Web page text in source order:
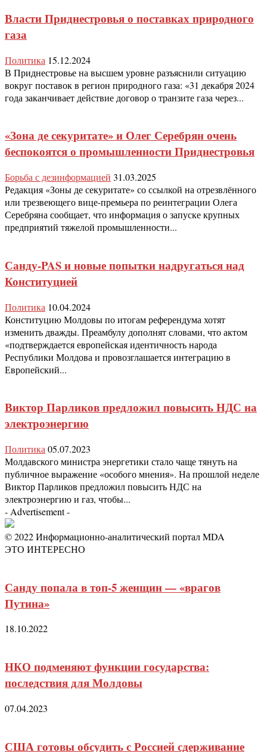
Власти Приднестровья о поставках природного
газа
Политика 15.12.2024
В Приднестровье на высшем уровне разъяснили ситуацию
вокруг поставок в регион природного газа: «31 декабря 2024
года заканчивает действие договор о транзите газа через...
«Зона де секуритате» и Олег Серебрян очень
беспокоятся о промышленности Приднестровья
Борьба с дезинформацией 31.03.2025
Редакция «Зоны де секуритате» со ссылкой на отрезвлённого
или трезвеющего вице-премьера по реинтеграции Олега
Серебряна сообщает, что информация о запуске крупных
предприятий тяжелой промышленности...
Санду-PAS и новые попытки надругаться над
Конституцией
Политика 10.04.2024
Конституцию Молдовы по итогам референдума хотят
изменить дважды. Преамбулу дополнят словами, что актом
«подтверждается европейская идентичность народа
Республики Молдова и провозглашается интеграцию в
Европейский...
Виктор Парликов предложил повысить НДС на
электроэнергию
Политика 05.07.2023
Молдавского министра энергетики стало чаще тянуть на
публичное выражение «особого мнения». На прошлой неделе
Виктор Парликов предложил повысить НДС на
электроэнергию и газ, чтобы...
- Advertisement -
© 2022 Информационно-аналитический портал MDA
ЭТО ИНТЕРЕСНО
Санду попала в топ-5 женщин — «врагов
Путина»
18.10.2022
НКО подменяют функции государства:
последствия для Молдовы
07.04.2023
США готовы обсудить с Россией сдерживание